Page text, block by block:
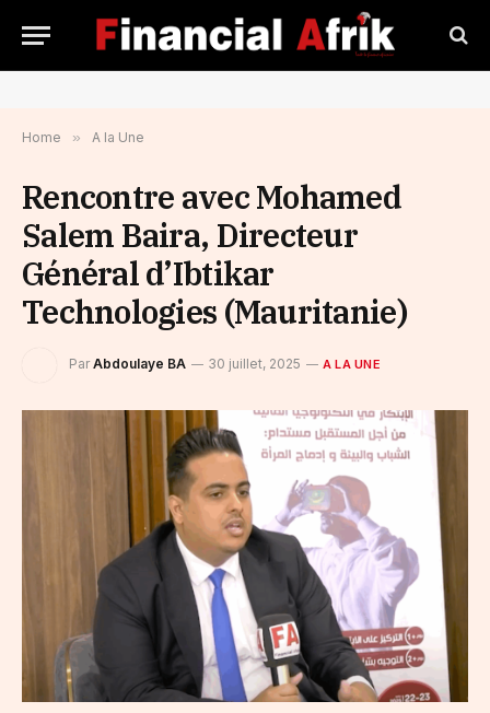
Home » A la Une
Rencontre avec Mohamed
Salem Baira, Directeur
Général d’Ibtikar
Technologies (Mauritanie)
Par Abdoulaye BA 30 juillet, 2025 A LA UNE